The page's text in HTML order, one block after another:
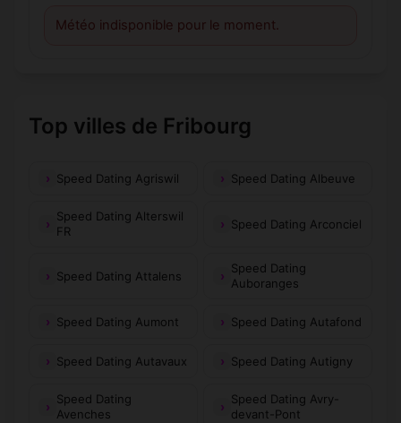
Météo indisponible pour le moment.
Top villes de Fribourg
Speed Dating Agriswil Speed Dating Albeuve
Speed Dating Alterswil
FR
Speed Dating Arconciel
Speed Dating Attalens
Speed Dating
Auboranges
Speed Dating Aumont Speed Dating Autafond
Speed Dating Autavaux Speed Dating Autigny
Speed Dating
Avenches
Speed Dating Avry-
devant-Pont